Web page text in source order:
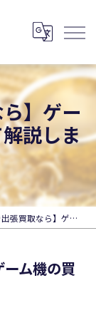
】ゲー
説しま
ーム機の買取査定について解説します！
ーム機の買